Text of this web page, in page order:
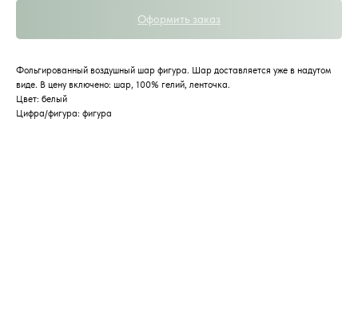
Оформить заказ
Фольгированный воздушный шар фигура. Шар доставляется уже в надутом
виде. В цену включено: шар, 100% гелий, ленточка.
Цвет: белый
Цифра/фигура: фигура